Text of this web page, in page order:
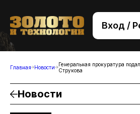
Вход /
+7 (495) 221-
Главная Новости
Генеральная прокуратура
Струкова
Новости